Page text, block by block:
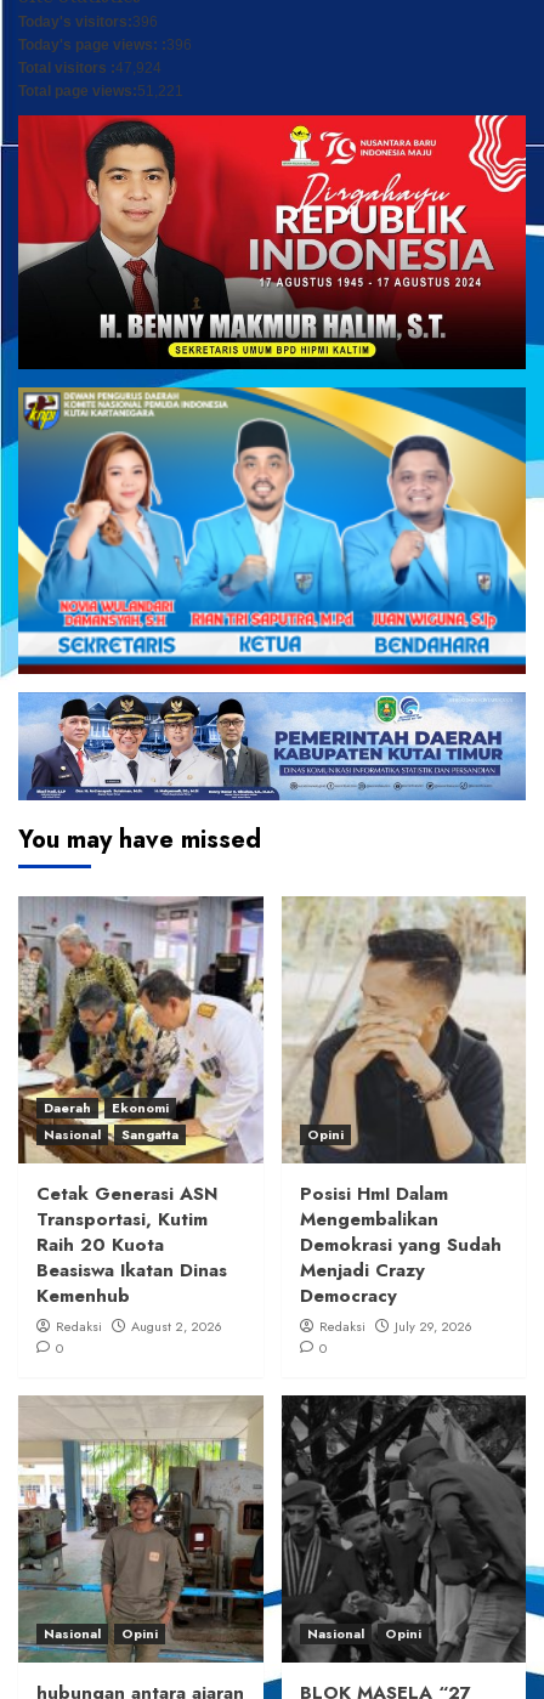
Today's visitors:396
Today's page views: :396
Total visitors :47,924
Total page views:51,221
You may have missed
Daerah
Ekonomi
Nasional
Sangatta
Cetak Generasi ASN
Transportasi, Kutim
Raih 20 Kuota
Beasiswa Ikatan Dinas
Kemenhub
Redaksi
August 2, 2026
0
Opini
Posisi HmI Dalam
Mengembalikan
Demokrasi yang Sudah
Menjadi Crazy
Democracy
Redaksi
July 29, 2026
0
Nasional Opini
hubungan antara ajaran
Nasional Opini
BLOK MASELA “27